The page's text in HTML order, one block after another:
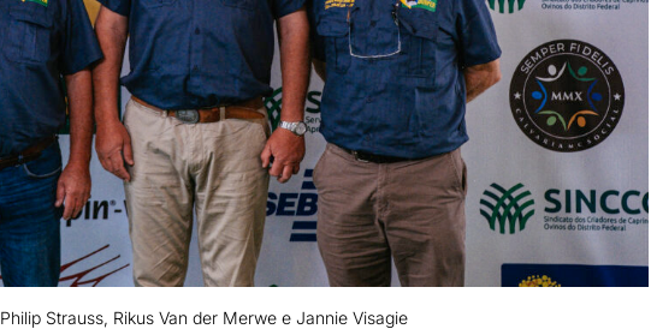
Philip Strauss, Rikus Van der Merwe e Jannie Visagie